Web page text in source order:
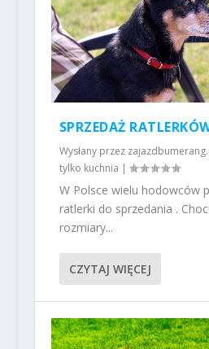
SPRZEDAŻ
Wysłany przez
tylko kuchnia |
W Polsce wielu hodowców
ratlerki do sprzedania .
rozmiary...
CZYTAJ WIĘCEJ